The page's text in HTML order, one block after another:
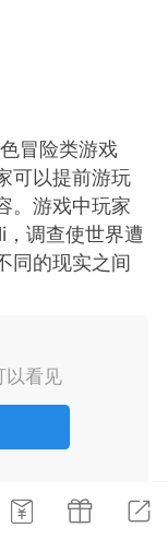
冒险类游戏
可以提前游玩
。游戏中玩家
调查使世界遭
同的现实之间
以看见